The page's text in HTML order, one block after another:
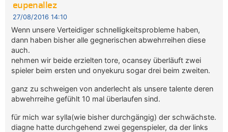
eupenallez
27/08/2016 14:10
Wenn unsere Verteidiger schnelligkeitsprobleme haben,
dann haben bisher alle gegnerischen abwehrreihen diese
auch.
nehmen wir beide erzielten tore, ocansey überläuft zwei
spieler beim ersten und onyekuru sogar drei beim zweiten.
ganz zu schweigen von anderlecht als unsere talente deren
abwehrreihe gefühlt 10 mal überlaufen sind.
für mich war sylla(wie bisher durchgängig) der schwächste.
diagne hatte durchgehend zwei gegenspieler, da der links